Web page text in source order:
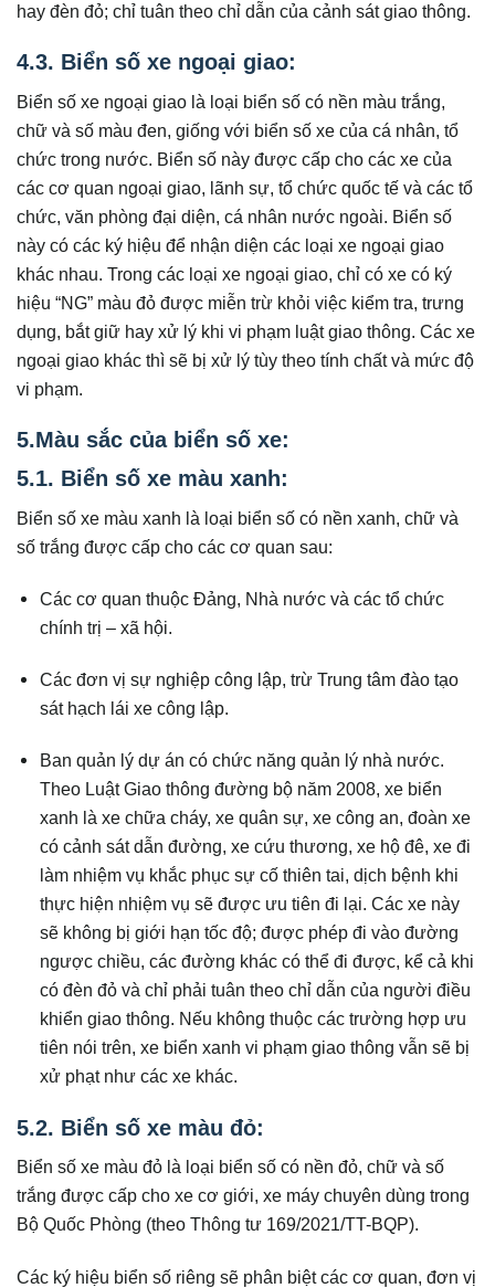
hay đèn đỏ; chỉ tuân theo chỉ dẫn của cảnh sát giao thông.
4.3. Biển số xe ngoại giao:
Biển số xe ngoại giao là loại biển số có nền màu trắng,
chữ và số màu đen, giống với biển số xe của cá nhân, tổ
chức trong nước. Biển số này được cấp cho các xe của
các cơ quan ngoại giao, lãnh sự, tổ chức quốc tế và các tổ
chức, văn phòng đại diện, cá nhân nước ngoài. Biển số
này có các ký hiệu để nhận diện các loại xe ngoại giao
khác nhau. Trong các loại xe ngoại giao, chỉ có xe có ký
hiệu “NG” màu đỏ được miễn trừ khỏi việc kiểm tra, trưng
dụng, bắt giữ hay xử lý khi vi phạm luật giao thông. Các xe
ngoại giao khác thì sẽ bị xử lý tùy theo tính chất và mức độ
vi phạm.
5.Màu sắc của biển số xe:
5.1. Biển số xe màu xanh:
Biển số xe màu xanh là loại biển số có nền xanh, chữ và
số trắng được cấp cho các cơ quan sau:
Các cơ quan thuộc Đảng, Nhà nước và các tổ chức
chính trị – xã hội.
Các đơn vị sự nghiệp công lập, trừ Trung tâm đào tạo
sát hạch lái xe công lập.
Ban quản lý dự án có chức năng quản lý nhà nước.
Theo Luật Giao thông đường bộ năm 2008, xe biển
xanh là xe chữa cháy, xe quân sự, xe công an, đoàn xe
có cảnh sát dẫn đường, xe cứu thương, xe hộ đê, xe đi
làm nhiệm vụ khắc phục sự cố thiên tai, dịch bệnh khi
thực hiện nhiệm vụ sẽ được ưu tiên đi lại. Các xe này
sẽ không bị giới hạn tốc độ; được phép đi vào đường
ngược chiều, các đường khác có thể đi được, kể cả khi
có đèn đỏ và chỉ phải tuân theo chỉ dẫn của người điều
khiển giao thông. Nếu không thuộc các trường hợp ưu
tiên nói trên, xe biển xanh vi phạm giao thông vẫn sẽ bị
xử phạt như các xe khác.
5.2. Biển số xe màu đỏ:
Biển số xe màu đỏ là loại biển số có nền đỏ, chữ và số
trắng được cấp cho xe cơ giới, xe máy chuyên dùng trong
Bộ Quốc Phòng (theo Thông tư 169/2021/TT-BQP).
Các ký hiệu biển số riêng sẽ phân biệt các cơ quan, đơn vị